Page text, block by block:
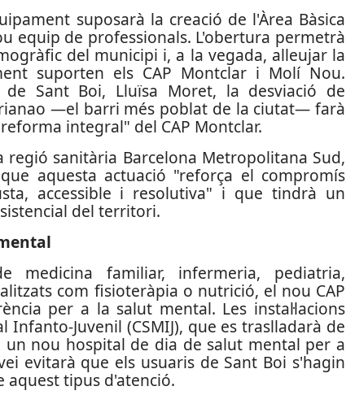
suposarà la creació de l'Àrea Bàsica
equip de professionals. L'obertura permetrà
del municipi i, a la vegada, alleujar la
suporten els CAP Montclar i Molí Nou.
de Sant Boi, Lluïsa Moret, la desviació de
—el barri més poblat de la ciutat— farà
integral" del CAP Montclar.
sanitària Barcelona Metropolitana Sud,
aquesta actuació "reforça el compromís
accessible i resolutiva" i que tindrà un
del territori.
medicina familiar, infermeria, pediatria,
com fisioteràpia o nutrició, el nou CAP
per a la salut mental. Les instal·lacions
Juvenil (CSMIJ), que es traslladarà de
nou hospital de dia de salut mental per a
evitarà que els usuaris de Sant Boi s'hagin
aquest tipus d'atenció.